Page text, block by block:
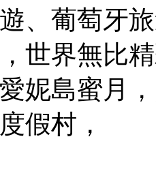
、葡萄牙
世界無比
妮島蜜月
假村，